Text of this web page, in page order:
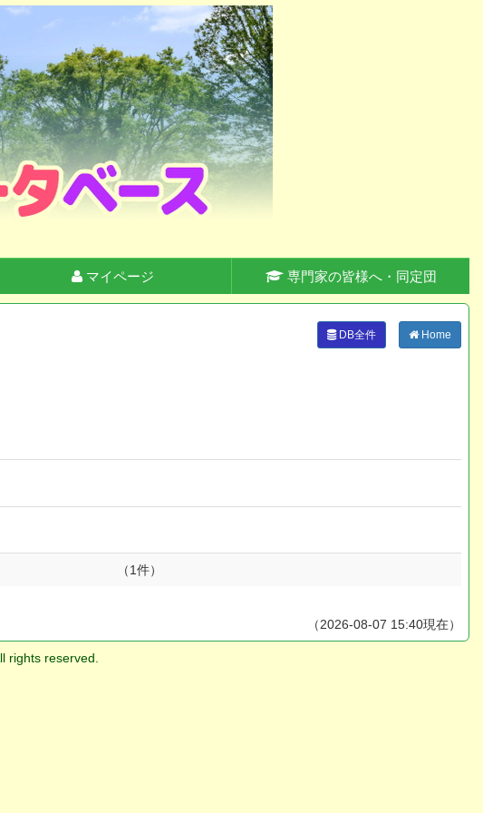
マイページ 専門家の皆様へ・同定団
DB全件 Home
（1件）
（2026-08-07 15:40現在）
rights reserved.